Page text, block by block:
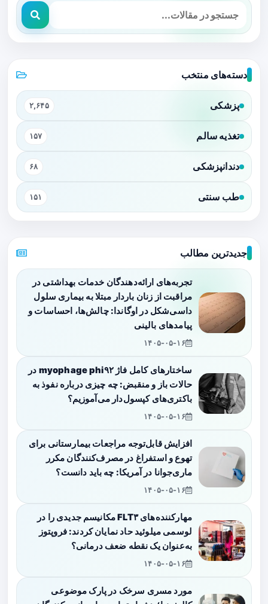
دسته‌های منتخب
پزشکی ۲,۶۴۵
تغذیه سالم ۱۵۷
دندانپزشکی ۶۸
طب سنتی ۱۵۱
جدیدترین مطالب
تجربه‌های ارائه‌دهندگان خدمات بهداشتی در
مراقبت از زنان باردار مبتلا به بیماری سلول
داسی‌شکل در اوگاندا: چالش‌ها، احساسات و
پیامدهای بالینی
۱۴۰۵-۰۵-۱۶
ساختارهای کامل فاژ myophage phi۹۲ در
حالات باز و منقبض: چه چیزی درباره نفوذ به
باکتری‌های کپسول‌دار می‌آموزیم؟
۱۴۰۵-۰۵-۱۶
افزایش قابل‌توجه مراجعات بیمارستانی برای
تهوع و استفراغ در مصرف‌کنندگان مکرر
ماری‌جوانا در آمریکا: چه باید دانست؟
۱۴۰۵-۰۵-۱۶
مهارکننده‌های FLT۳ مکانیسم جدیدی را در
لوسمی میلوئید حاد نمایان کردند: فروپتوز
به‌عنوان یک نقطه ضعف درمانی؟
۱۴۰۵-۰۵-۱۶
مورد مسری سرخک در پارک موضوعی